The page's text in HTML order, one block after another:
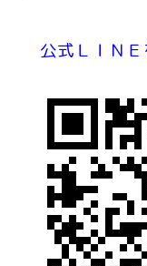
公式ＬＩＮＥ